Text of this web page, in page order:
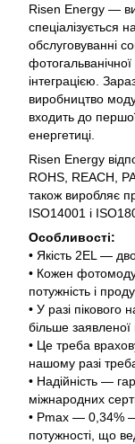
Risen Energy —
спеціалізується
обслуговуванні
інтеграцією.
виробництво
входить до
енергетиці.
Risen Energy
ROHS, REACH,
також виробляє
ISO14001 і
Особливості:
• Якість 2EL —
• Кожен
потужність і
• У разі
більше заявленої
• Це треба
нашому разі
• Надійність —
міжнародних
• Pmax — 0,34%
потужності, що